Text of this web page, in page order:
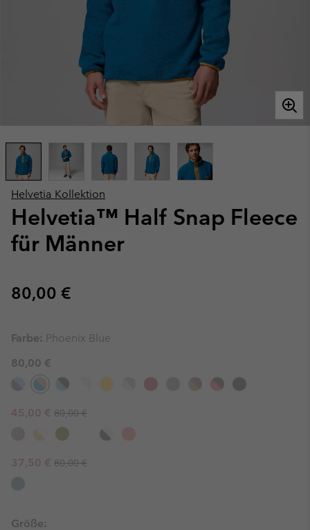
Helvetia Kollektion
Helvetia™ Half Snap Fleece
für Männer
Regular price:
80,00 €
Farbe: Phoenix Blue
80,00 €
Sale price:
45,00 € Regular price:
80,00 €
Sale price:
37,50 € Regular price:
80,00 €
Größe: